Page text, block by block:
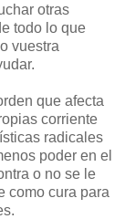
otras
todo lo que
vuestra
que afecta
corriente
radicales
poder en el
o no se le
como cura para